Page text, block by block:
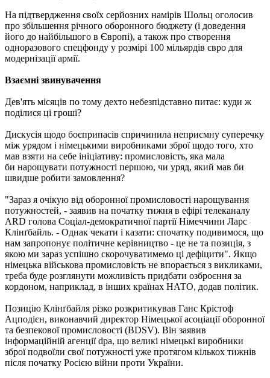
На підтвердження своїх серйозних намірів Шольц оголосив
про збільшення річного оборонного бюджету (і доведення
його до найбільшого в Європі), а також про створення
одноразового спецфонду у розмірі 100 мільярдів євро для
модернізації армії.
Взаємні звинувачення
Дев'ять місяців по тому дехто небезпідставно питає: куди ж
поділися ці гроші?
Дискусія щодо боєприпасів спричинила неприємну суперечку
між урядом і німецькими виробниками зброї щодо того, хто
мав взяти на себе ініціативу: промисловість, яка мала
би нарощувати потужності першою, чи уряд, який мав би
швидше робити замовлення?
"Зараз я очікую від оборонної промисловості нарощування
потужностей, - заявив на початку тижня в ефірі телеканалу
ARD голова Соціал-демократичної партії Німеччини Ларс
Клінґбайль. - Однак чекати і казати: спочатку подивимося, що
нам запропонує політичне керівництво - це не та позиція, з
якою ми зараз успішно скорочуватимемо ці дефіцити". Якщо
німецька військова промисловість не впорається з викликами,
треба буде розглянути можливість придбати озброєння за
кордоном, наприклад, в інших країнах НАТО, додав політик.
Позицію Клінґбайля різко розкритикував Ганс Крістоф
Ацподієн, виконавчий директор Німецької асоціації оборонної
та безпекової промисловості (BDSV). Він заявив
інформаційній агенції dpa, що великі німецькі виробники
зброї подвоїли свої потужності уже протягом кількох тижнів
після початку Росією війни проти України.